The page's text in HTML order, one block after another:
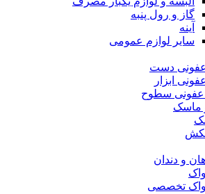
گاز و رول پنبه
آینه
سایر لوازم عمومی
دست
ابزار
سطوح
ماسک
و دندان
تخصصی